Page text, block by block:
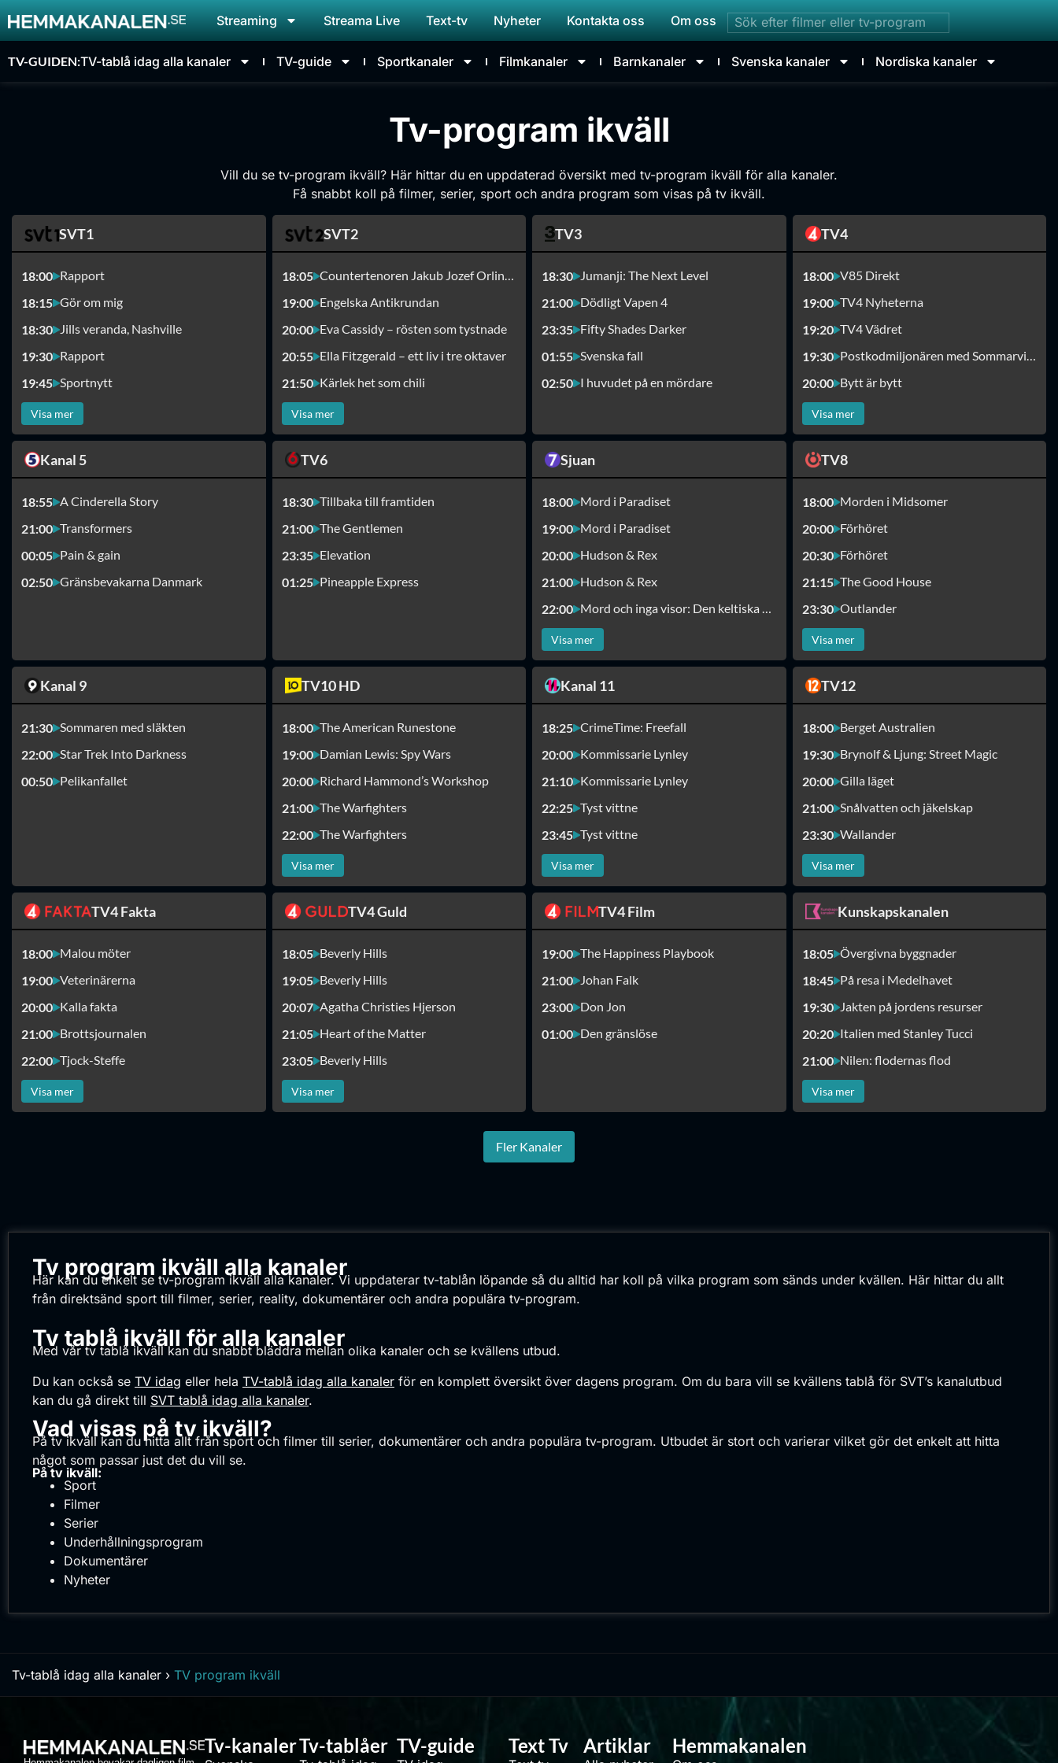
Streaming Streama Live Text-tv Nyheter Kontakta oss Om oss
TV-GUIDEN:TV-tablå idag alla kanaler TV-guide Sportkanaler Filmkanaler Barnkanaler Svenska kanaler Nordiska kanaler
Tv-program ikväll
Vill du se tv-program ikväll? Här hittar du en uppdaterad översikt med tv-program ikväll för alla kanaler.
Få snabbt koll på filmer, serier, sport och andra program som visas på tv ikväll.
SVT1
18:00 Rapport
18:15 Gör om mig
18:30 Jills veranda, Nashville
19:30 Rapport
19:45 Sportnytt
Visa mer
SVT2
18:05
Countertenoren Jakub Jozef Orlinski
19:00 Engelska Antikrundan
20:00 Eva Cassidy – rösten som tystnade
20:55 Ella Fitzgerald – ett liv i tre oktaver
21:50 Kärlek het som chili
Visa mer
TV3
18:30 Jumanji: The Next Level
21:00 Dödligt Vapen 4
23:35 Fifty Shades Darker
01:55 Svenska fall
02:50 I huvudet på en mördare
TV4
18:00 V85 Direkt
19:00 TV4 Nyheterna
19:20 TV4 Vädret
19:30
Postkodmiljonären med Sommarvinnare
20:00 Bytt är bytt
Visa mer
Kanal 5
18:55 A Cinderella Story
21:00 Transformers
00:05 Pain & gain
02:50 Gränsbevakarna Danmark
TV6
18:30 Tillbaka till framtiden
21:00 The Gentlemen
23:35 Elevation
01:25 Pineapple Express
Sjuan
18:00 Mord i Paradiset
19:00 Mord i Paradiset
20:00 Hudson & Rex
21:00 Hudson & Rex
22:00
Mord och inga visor: Den keltiska gåtan
Visa mer
TV8
18:00 Morden i Midsomer
20:00 Förhöret
20:30 Förhöret
21:15 The Good House
23:30 Outlander
Visa mer
Kanal 9
21:30 Sommaren med släkten
22:00 Star Trek Into Darkness
00:50 Pelikanfallet
TV10 HD
18:00 The American Runestone
19:00 Damian Lewis: Spy Wars
20:00 Richard Hammond’s Workshop
21:00 The Warfighters
22:00 The Warfighters
Visa mer
Kanal 11
18:25 CrimeTime: Freefall
20:00 Kommissarie Lynley
21:10 Kommissarie Lynley
22:25 Tyst vittne
23:45 Tyst vittne
Visa mer
TV12
18:00 Berget Australien
19:30 Brynolf & Ljung: Street Magic
20:00 Gilla läget
21:00 Snålvatten och jäkelskap
23:30 Wallander
Visa mer
TV4 Fakta
18:00 Malou möter
19:00 Veterinärerna
20:00 Kalla fakta
21:00 Brottsjournalen
22:00 Tjock-Steffe
Visa mer
TV4 Guld
18:05 Beverly Hills
19:05 Beverly Hills
20:07 Agatha Christies Hjerson
21:05 Heart of the Matter
23:05 Beverly Hills
Visa mer
TV4 Film
19:00 The Happiness Playbook
21:00 Johan Falk
23:00 Don Jon
01:00 Den gränslöse
Kunskapskanalen
18:05 Övergivna byggnader
18:45 På resa i Medelhavet
19:30 Jakten på jordens resurser
20:20 Italien med Stanley Tucci
21:00 Nilen: flodernas flod
Visa mer
Fler Kanaler
Tv program ikväll alla kanaler
Här kan du enkelt se tv-program ikväll alla kanaler. Vi uppdaterar tv-tablån löpande så du alltid har koll på vilka program som sänds under kvällen. Här hittar du allt
från direktsänd sport till filmer, serier, reality, dokumentärer och andra populära tv-program.
Tv tablå ikväll för alla kanaler
Med vår tv tablå ikväll kan du snabbt bläddra mellan olika kanaler och se kvällens utbud.
Du kan också se TV idag eller hela TV-tablå idag alla kanaler för en komplett översikt över dagens program. Om du bara vill se kvällens tablå för SVT’s kanalutbud
kan du gå direkt till SVT tablå idag alla kanaler.
Vad visas på tv ikväll?
På tv ikväll kan du hitta allt från sport och filmer till serier, dokumentärer och andra populära tv-program. Utbudet är stort och varierar vilket gör det enkelt att hitta
något som passar just det du vill se.
På tv ikväll:
Sport
Filmer
Serier
Underhållningsprogram
Dokumentärer
Nyheter
Tv-tablå idag alla kanaler › TV program ikväll
Tv-kanalerTv-tablåer TV-guide Text Tv Artiklar Hemmakanalen